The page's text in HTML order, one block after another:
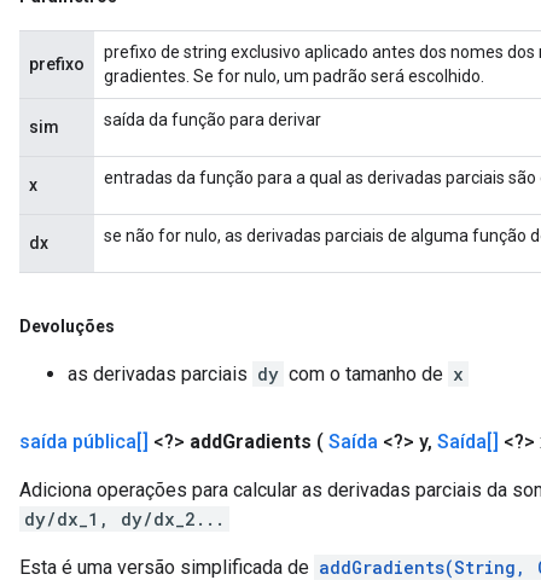
prefixo
prefixo de string exclusivo aplicado antes dos nomes
gradientes. Se for nulo, um padrão será escolhido.
sim saída da função para derivar
x entradas da função para a qual as derivadas parciais são
dx se não for nulo, as derivadas parciais de alguma função
Devoluções
as derivadas parciais dy com o tamanho de x
saída pública[] <?> addGradients ( Saída <?> y, Saída[] <?>
Adiciona operações para calcular as derivadas parciais da
dy/dx_1, dy/dx_2...
Esta é uma versão simplificada de